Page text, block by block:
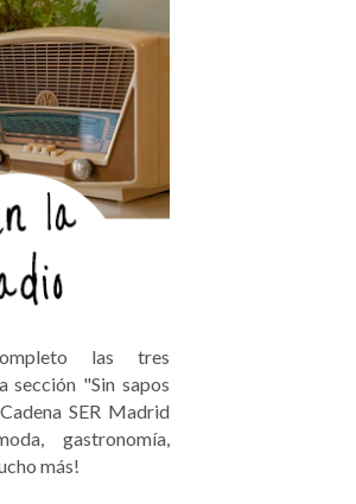
las tres
sección "Sin sapos
SER Madrid
gastronomía,
más!